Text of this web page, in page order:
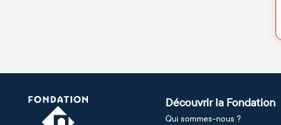
Découvrir la Fondation
Qui sommes-nous ?